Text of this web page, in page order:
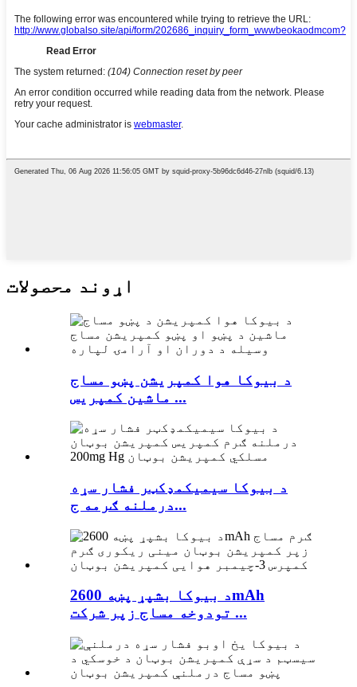
اړوند محصولات
د بیوکا هوا کمپریشن پښو مساج
ماشین کمپریس ...
د بیوکا سیمیکمډکټر فشار سړه
درملنه ګرمه ج...
د بیوکا بشپړ پښه 2600mAh
تودوخه مساج زپر شرکت ...